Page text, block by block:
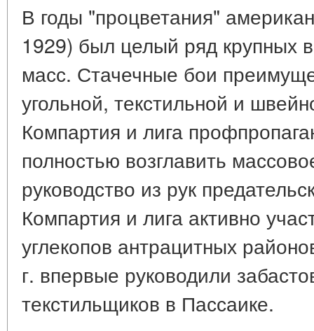
В годы "процветания"
1929) был целый ряд крупных
масс. Стачечные бои
угольной, текстильной и
Компартия и лига
полностью возглавить
руководство из рук
Компартия и лига активно
углекопов антрацитных
г. впервые руководили
текстильщиков в Пассаике.